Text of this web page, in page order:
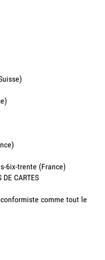
6ix-trente (France)
DE CARTES
comme tout le